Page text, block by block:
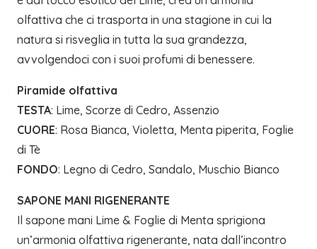
olfattiva che ci trasporta in una stagione in cui la
natura si risveglia in tutta la sua grandezza,
avvolgendoci con i suoi profumi di benessere.
Piramide olfattiva
TESTA: Lime, Scorze di Cedro, Assenzio
CUORE: Rosa Bianca, Violetta, Menta piperita, Foglie
di Tè
FONDO: Legno di Cedro, Sandalo, Muschio Bianco
SAPONE MANI RIGENERANTE
Il sapone mani Lime & Foglie di Menta sprigiona
un’armonia olfattiva rigenerante, nata dall’incontro